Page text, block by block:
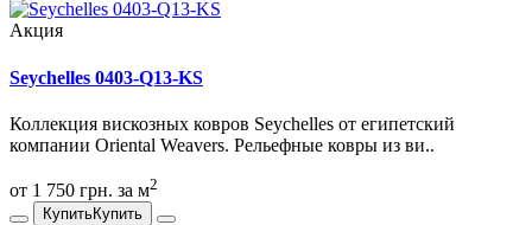
Акция
Seychelles 0403-Q13-KS
Коллекция вискозных ковров Seychelles от египетский
компании Oriental Weavers. Рельефные ковры из ви..
от 1 750 грн. за м2
КупитьКупить